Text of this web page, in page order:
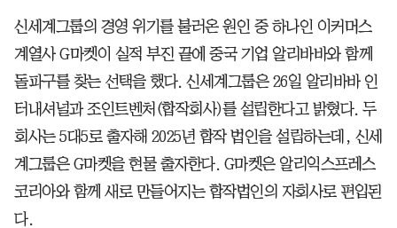
신세계그룹의 경영 위기를 불러온 원인 중 하나인 이커머스
계열사 G마켓이 실적 부진 끝에 중국 기업 알리바바와 함께
돌파구를 찾는 선택을 했다. 신세계그룹은 26일 알리바바 인
터내셔널과 조인트벤처(합작회사)를 설립한다고 밝혔다. 두
회사는 5대5로 출자해 2025년 합작 법인을 설립하는데, 신세
계그룹은 G마켓을 현물 출자한다. G마켓은 알리익스프레스
코리아와 함께 새로 만들어지는 합작법인의 자회사로 편입된
다.